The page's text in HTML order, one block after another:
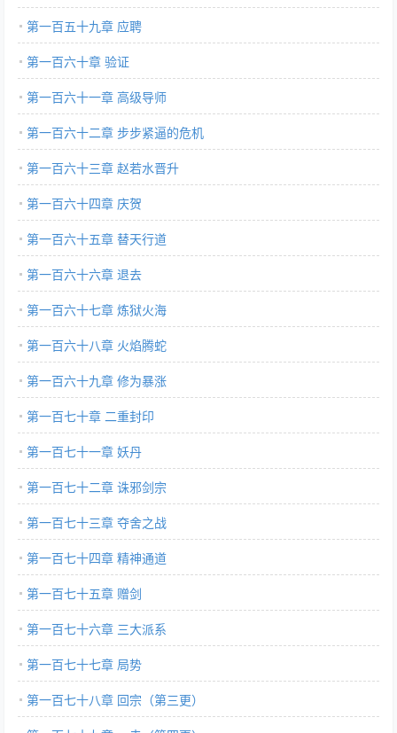
第一百五十九章 应聘
第一百六十章 验证
第一百六十一章 高级导师
第一百六十二章 步步紧逼的危机
第一百六十三章 赵若水晋升
第一百六十四章 庆贺
第一百六十五章 替天行道
第一百六十六章 退去
第一百六十七章 炼狱火海
第一百六十八章 火焰腾蛇
第一百六十九章 修为暴涨
第一百七十章 二重封印
第一百七十一章 妖丹
第一百七十二章 诛邪剑宗
第一百七十三章 夺舍之战
第一百七十四章 精神通道
第一百七十五章 赠剑
第一百七十六章 三大派系
第一百七十七章 局势
第一百七十八章 回宗（第三更）